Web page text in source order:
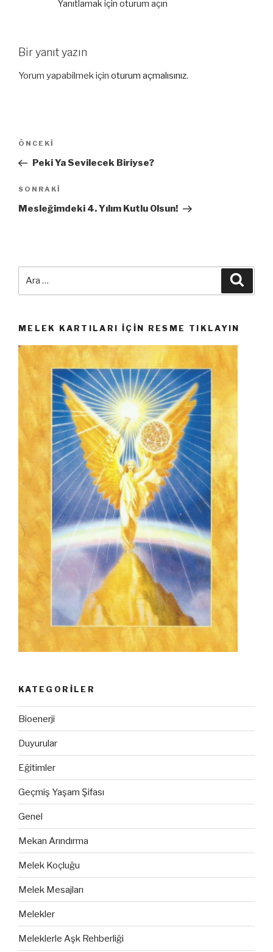
Yanıtlamak için oturum açın
Bir yanıt yazın
Yorum yapabilmek için oturum açmalısınız.
Yazı
Önceki
Yazı
ÖNCEKI
Peki Ya Sevilecek Biriyse?
Sonraki
Yazı
SONRAKI
Mesleğimdeki 4. Yılım Kutlu Olsun!
MELEK KARTILARI İÇIN RESME TIKLAYIN
KATEGORILER
Bioenerji
Duyurular
Eğitimler
Geçmiş Yaşam Şifası
Genel
Mekan Arındırma
Melek Koçluğu
Melek Mesajları
Melekler
Meleklerle Aşk Rehberliği